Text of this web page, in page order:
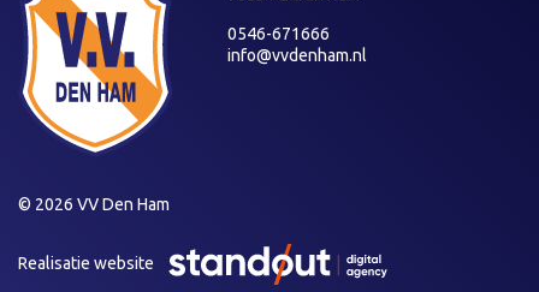
0546-671666
info@vvdenham.nl
© 2026 VV Den Ham
Realisatie website